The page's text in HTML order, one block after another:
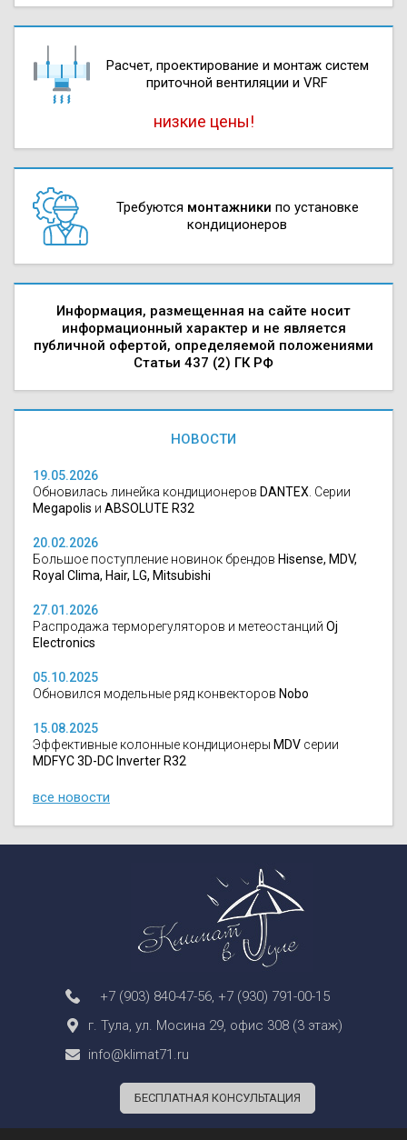
Расчет, проектирова­ние и монтаж систем
приточной вентиляции и VRF
низкие цены!
Требуются монтажники по установке
кондиционеров
Информация, размещенная на сайте носит
информационный характер и не является
публичной офертой, определяемой положениями
Статьи 437 (2) ГК РФ
НОВОСТИ
19.05.2026
Обновилась линейка кондиционеров DANTEX. Серии
Megapolis и ABSOLUTE R32
20.02.2026
Большое поступление новинок брендов Hisense, MDV,
Royal Clima, Hair, LG, Mitsubishi
27.01.2026
Распродажа терморегуляторов и метеостанций Oj
Electronics
05.10.2025
Обновился модельные ряд конвекторов Nobo
15.08.2025
Эффективные колонные кондиционеры MDV серии
MDFYC 3D-DC Inverter R32
все новости
+7 (903) 840-47-56, +7 (930) 791-00-15
г. Тула, ул. Мосина 29, офис 308 (3 этаж)
info@klimat71.ru
БЕСПЛАТНАЯ КОНСУЛЬТАЦИЯ